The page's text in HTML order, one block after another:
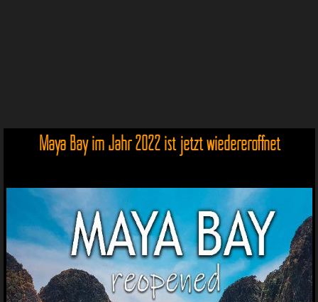
Maya Bay im Jahr 2022 ist jetzt wiedereröffnet